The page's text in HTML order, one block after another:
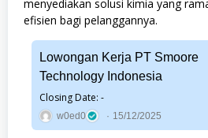
menyediakan solusi kimia yang
efisien bagi pelanggannya.
Lowongan Kerja PT Smoore
Technology Indonesia
Closing Date: -
w0ed0 15/12/2025